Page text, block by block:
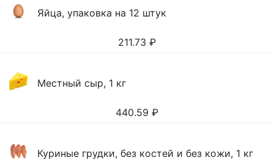
Яйца, упаковка на 12 штук
211.73 ₽
Местный сыр, 1 кг
440.59 ₽
Куриные грудки, без костей и без кожи, 1 кг